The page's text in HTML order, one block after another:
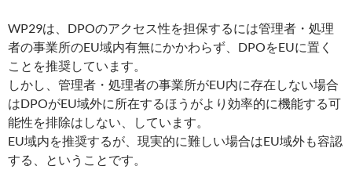
WP29は、DPOのアクセス性を担保するには管理者・処理
者の事業所のEU域内有無にかかわらず、DPOをEUに置く
ことを推奨しています。
しかし、管理者・処理者の事業所がEU内に存在しない場合
はDPOがEU域外に所在するほうがより効率的に機能する可
能性を排除はしない、しています。
EU域内を推奨するが、現実的に難しい場合はEU域外も容認
する、ということです。